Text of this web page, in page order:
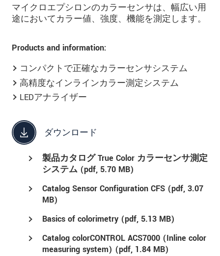
マイクロエプシロンのカラーセンサは、幅広い用
途においてカラー値、強度、機能を測定します。
Products and information:
コンパクトで正確なカラーセンサシステム
高精度なインラインカラー測定システム
LEDアナライザー
ダウンロード
製品カタログ True Color カラーセンサ測定
システム (pdf, 5.70 MB)
Catalog Sensor Configuration CFS (pdf, 3.07
MB)
Basics of colorimetry (pdf, 5.13 MB)
Catalog colorCONTROL ACS7000 (Inline color
measuring system) (pdf, 1.84 MB)